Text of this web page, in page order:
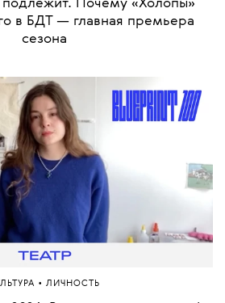
подлежит. Почему «Холопы»
в БДТ — главная премьера
сезона
• ЛИЧНОСТЬ